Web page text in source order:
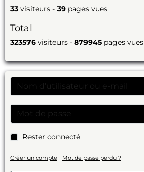
33 visiteurs - 39 pages vues
Total
323576 visiteurs - 879945 pages vues
Rester connecté
Créer un compte | Mot de passe perdu ?